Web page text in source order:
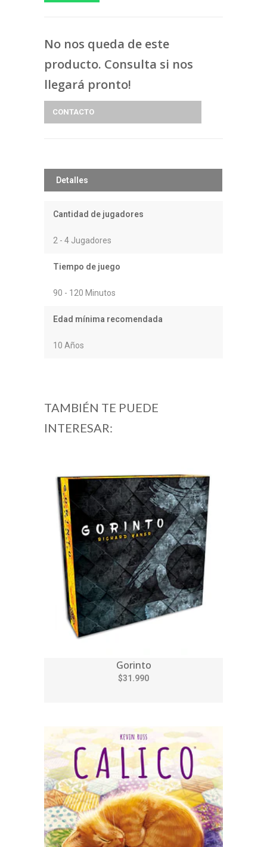
No nos queda de este
producto. Consulta si nos
llegará pronto!
CONTACTO
Detalles
Cantidad de jugadores
2 - 4 Jugadores
Tiempo de juego
90 - 120 Minutos
Edad mínima recomendada
10 Años
TAMBIÉN TE PUEDE
INTERESAR:
Gorinto
$31.990